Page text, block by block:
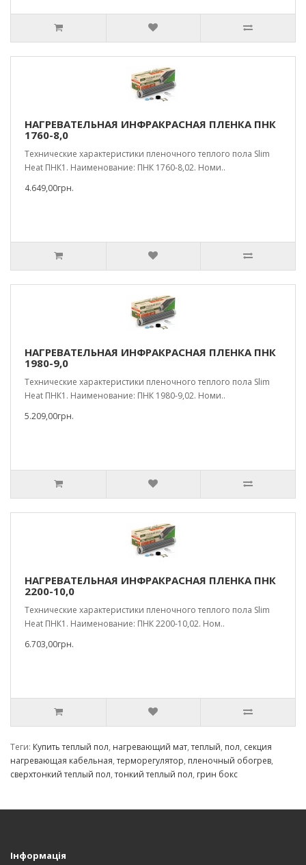
НАГРЕВАТЕЛЬНАЯ ИНФРАКРАСНАЯ ПЛЕНКА ПНК
1760-8,0
Технические характеристики пленочного теплого пола Slim
Heat ПНК1. Наименование: ПНК 1760-8,02. Номи..
4.649,00грн.
НАГРЕВАТЕЛЬНАЯ ИНФРАКРАСНАЯ ПЛЕНКА ПНК
1980-9,0
Технические характеристики пленочного теплого пола Slim
Heat ПНК1. Наименование: ПНК 1980-9,02. Номи..
5.209,00грн.
НАГРЕВАТЕЛЬНАЯ ИНФРАКРАСНАЯ ПЛЕНКА ПНК
2200-10,0
Технические характеристики пленочного теплого пола Slim
Heat ПНК1. Наименование: ПНК 2200-10,02. Ном..
6.703,00грн.
Теги: Купить теплый пол, нагревающий мат,теплый, пол, секция
нагревающая кабельная,терморегулятор, пленочный обогрев,
сверхтонкий теплый пол,тонкий теплый пол, грин бокс
Інформація